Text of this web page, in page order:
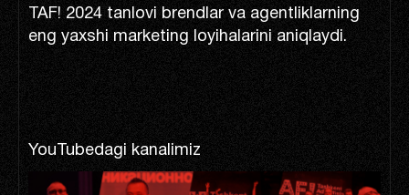
TAF! 2024 tanlovi brendlar va agentliklarning
eng yaxshi marketing loyihalarini aniqlaydi.
YouTubedagi kanalimiz